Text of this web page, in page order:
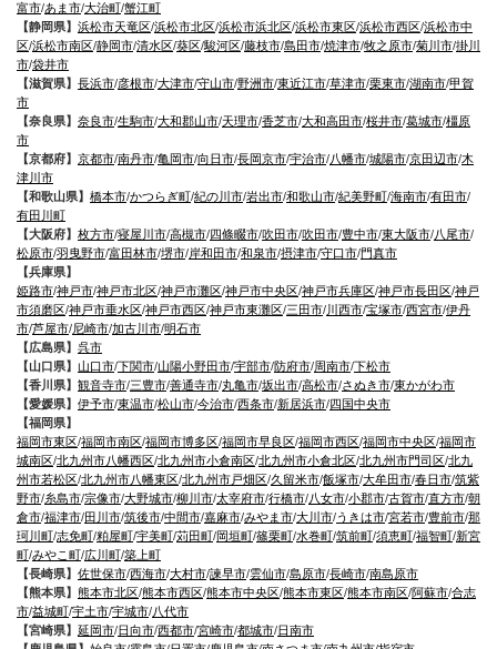
富市/あま市/大治町/蟹江町
【静岡県】 浜松市天竜区/浜松市北区/浜松市浜北区/浜松市東区/浜松市西区/浜松市中
区/浜松市南区/静岡市/清水区/葵区/駿河区/藤枝市/島田市/焼津市/牧之原市/菊川市/掛川
市/袋井市
【滋賀県】 長浜市/彦根市/大津市/守山市/野洲市/東近江市/草津市/栗東市/湖南市/甲賀
市
【奈良県】 奈良市/生駒市/大和郡山市/天理市/香芝市/大和高田市/桜井市/葛城市/橿原
市
【京都府】 京都市/南丹市/亀岡市/向日市/長岡京市/宇治市/八幡市/城陽市/京田辺市/木
津川市
【和歌山県】 橋本市/かつらぎ町/紀の川市/岩出市/和歌山市/紀美野町/海南市/有田市/
有田川町
【大阪府】 枚方市/寝屋川市/高槻市/四條畷市/吹田市/吹田市/豊中市/東大阪市/八尾市/
松原市/羽曳野市/富田林市/堺市/岸和田市/和泉市/摂津市/守口市/門真市
【兵庫県】
姫路市/神戸市/神戸市北区/神戸市灘区/神戸市中央区/神戸市兵庫区/神戸市長田区/神戸
市須磨区/神戸市垂水区/神戸市西区/神戸市東灘区/三田市/川西市/宝塚市/西宮市/伊丹
市/芦屋市/尼崎市/加古川市/明石市
【広島県】 呉市
【山口県】 山口市/下関市/山陽小野田市/宇部市/防府市/周南市/下松市
【香川県】 観音寺市/三豊市/善通寺市/丸亀市/坂出市/高松市/さぬき市/東かがわ市
【愛媛県】 伊予市/東温市/松山市/今治市/西条市/新居浜市/四国中央市
【福岡県】
福岡市東区/福岡市南区/福岡市博多区/福岡市早良区/福岡市西区/福岡市中央区/福岡市
城南区/北九州市八幡西区/北九州市小倉南区/北九州市小倉北区/北九州市門司区/北九
州市若松区/北九州市八幡東区/北九州市戸畑区/久留米市/飯塚市/大牟田市/春日市/筑紫
野市/糸島市/宗像市/大野城市/柳川市/太宰府市/行橋市/八女市/小郡市/古賀市/直方市/朝
倉市/福津市/田川市/筑後市/中間市/嘉麻市/みやま市/大川市/うきは市/宮若市/豊前市/那
珂川町/志免町/粕屋町/宇美町/苅田町/岡垣町/篠栗町/水巻町/筑前町/須恵町/福智町/新宮
町/みやこ町/広川町/築上町
【長崎県】 佐世保市/西海市/大村市/諫早市/雲仙市/島原市/長崎市/南島原市
【熊本県】 熊本市北区/熊本市西区/熊本市中央区/熊本市東区/熊本市南区/阿蘇市/合志
市/益城町/宇土市/宇城市/八代市
【宮崎県】 延岡市/日向市/西都市/宮崎市/都城市/日南市